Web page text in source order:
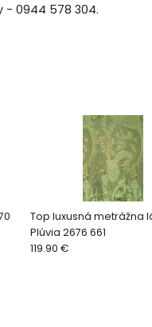
- 0944 578 304.
Top luxusná metrážna
Plúvia 2676 661
119.90 €